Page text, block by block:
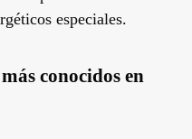
especiales.
conocidos en